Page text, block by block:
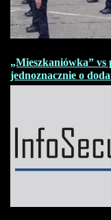
„Mieszkaniówka” vs
jednoznacznie o